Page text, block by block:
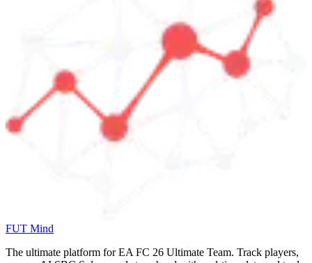
FUT Mind
The ultimate platform for EA FC 26 Ultimate Team. Track players,